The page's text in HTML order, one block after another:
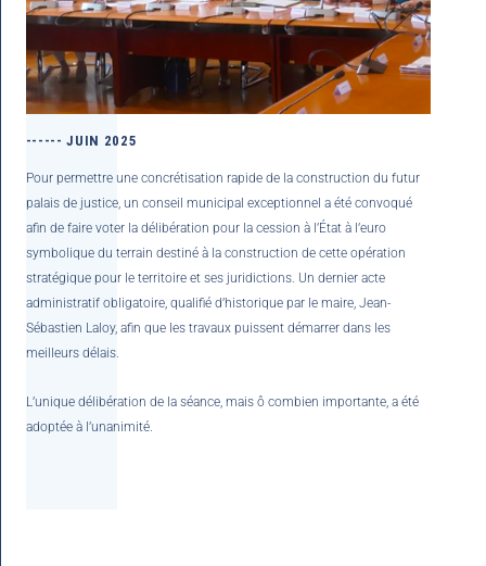
------ JUIN 2025
Pour permettre une concrétisation rapide de la construction du futur
palais de justice, un conseil municipal exceptionnel a été convoqué
afin de faire voter la délibération pour la cession à l’État à l’euro
symbolique du terrain destiné à la construction de cette opération
stratégique pour le territoire et ses juridictions. Un dernier acte
administratif obligatoire, qualifié d’historique par le maire, Jean-
Sébastien Laloy, afin que les travaux puissent démarrer dans les
meilleurs délais.
L’unique délibération de la séance, mais ô combien importante, a été
adoptée à l’unanimité.